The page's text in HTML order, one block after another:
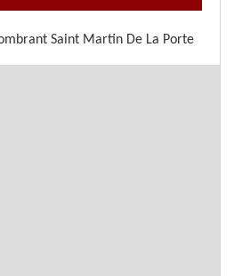
Saint Martin De La Porte